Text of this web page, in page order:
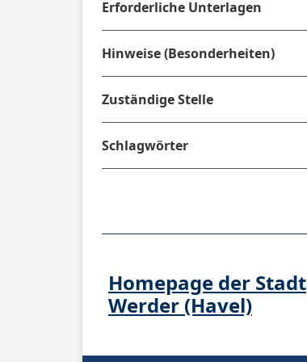
Erforderliche Unterlagen
Hinweise (Besonderheiten)
Zuständige Stelle
Schlagwörter
Homepage der Stadt
Werder (Havel)